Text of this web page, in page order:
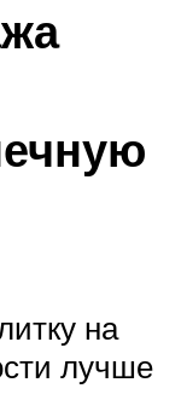
на
лучше